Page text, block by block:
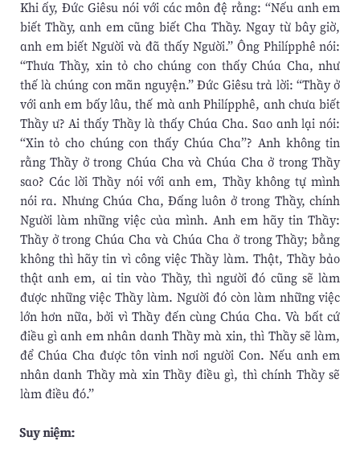
Khi ấy, Đức Giêsu nói với các môn đệ rằng: “Nếu anh em
biết Thầy, anh em cũng biết Cha Thầy. Ngay từ bây giờ,
anh em biết Người và đã thấy Người.” Ông Philípphê nói:
“Thưa Thầy, xin tỏ cho chúng con thấy Chúa Cha, như
thế là chúng con mãn nguyện.” Đức Giêsu trả lời: “Thầy ở
với anh em bấy lâu, thế mà anh Philípphê, anh chưa biết
Thầy ư? Ai thấy Thầy là thấy Chúa Cha. Sao anh lại nói:
“Xin tỏ cho chúng con thấy Chúa Cha”? Anh không tin
rằng Thầy ở trong Chúa Cha và Chúa Cha ở trong Thầy
sao? Các lời Thầy nói với anh em, Thầy không tự mình
nói ra. Nhưng Chúa Cha, Đấng luôn ở trong Thầy, chính
Người làm những việc của mình. Anh em hãy tin Thầy:
Thầy ở trong Chúa Cha và Chúa Cha ở trong Thầy; bằng
không thì hãy tin vì công việc Thầy làm. Thật, Thầy bảo
thật anh em, ai tin vào Thầy, thì người đó cũng sẽ làm
được những việc Thầy làm. Người đó còn làm những việc
lớn hơn nữa, bởi vì Thầy đến cùng Chúa Cha. Và bất cứ
điều gì anh em nhân danh Thầy mà xin, thì Thầy sẽ làm,
để Chúa Cha được tôn vinh nơi người Con. Nếu anh em
nhân danh Thầy mà xin Thầy điều gì, thì chính Thầy sẽ
làm điều đó.”
Suy niệm: